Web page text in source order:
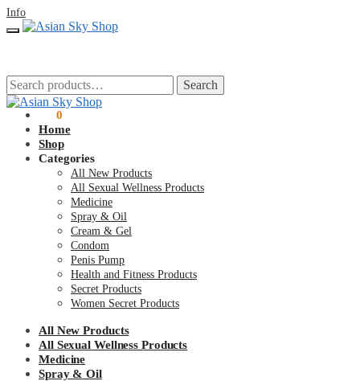
Info
Search
for:
Search
0
Search
for:
Search
Home
Shop
Categories
All New Products
All Sexual Wellness Products
Medicine
Spray & Oil
Cream & Gel
Condom
Penis Pump
Health and Fitness Products
Secret Products
Women Secret Products
All New Products
All Sexual Wellness Products
Medicine
Spray & Oil